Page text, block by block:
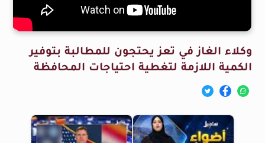
وكلاء الغاز في تعز يحتجون للمطالبة بتوفير
الكمية اللازمة لتغطية احتياجات المحافظة